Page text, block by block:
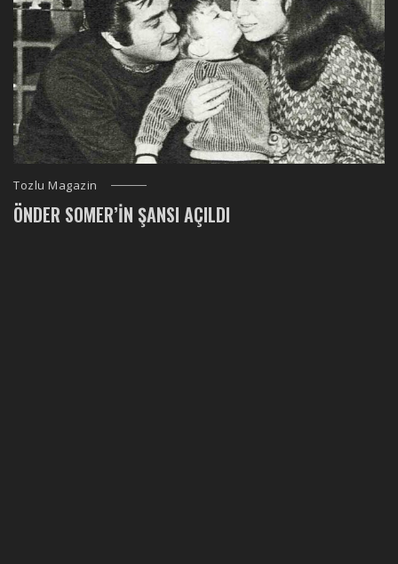
Tozlu Magazin
ÖNDER SOMER’IN ŞANSI AÇILDI